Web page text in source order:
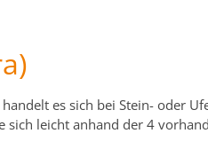
es sich bei Stein- oder
sich leicht anhand der 4